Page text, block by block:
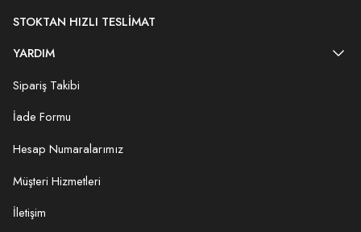
STOKTAN HIZLI TESLIMAT
YARDIM
Sipariş Takibi
İade Formu
Hesap Numaralarımız
Müşteri Hizmetleri
İletişim